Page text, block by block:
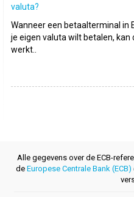
valuta?
Wanneer een betaalterminal in
je eigen valuta wilt betalen,
werkt..
Alle gegevens over de ECB-
de Europese Centrale Bank (ECB)